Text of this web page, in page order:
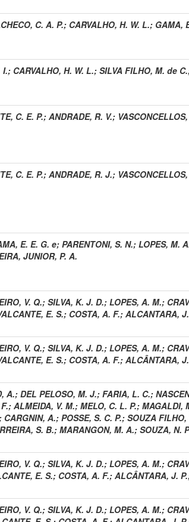
C. A. P.; CARVALHO, H. W. L.; GAMA,
I.; CARVALHO, H. W. L.; SILVA FILHO, M. de C.
C. E. P.; ANDRADE, R. V.;
C. E. P.; ANDRADE, R. J.;
E. E. G. e; PARENTONI, S. N.; LOPES, M.
JUNIOR, P. A.
V. Q.; SILVA, K. J. D.; LOPES, A. M.;
E. S.; COSTA, A. F.; ALCANTARA,
V. Q.; SILVA, K. J. D.; LOPES, A. M.;
E. S.; COSTA, A. F.; ALCÂNTARA,
A.; DEL PELOSO, M. J.; FARIA, L. C.;
; ALMEIDA, V. M.; MELO, C. L. P.; MAGALDI,
; CARGNIN, A.; POSSE, S. C. P.; SOUZA FILHO,
S. B.; MARANGON, M. A.; SOUZA, N.
V. Q.; SILVA, K. J. D.; LOPES, A. M.;
E. S.; COSTA, A. F.; ALCÂNTARA, J. P.
V. Q.; SILVA, K. J. D.; LOPES, A. M.;